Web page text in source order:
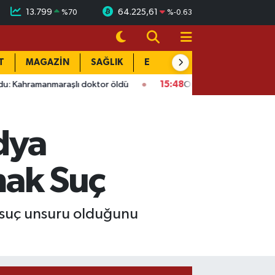
13.799 %70 64.225,61 %-0.63
MAGAZİN SAĞLIK EĞİTİM
doktor öldü 15:48 Onikişubat’ta ücretsiz üniversite
Suç
unsuru olduğunu